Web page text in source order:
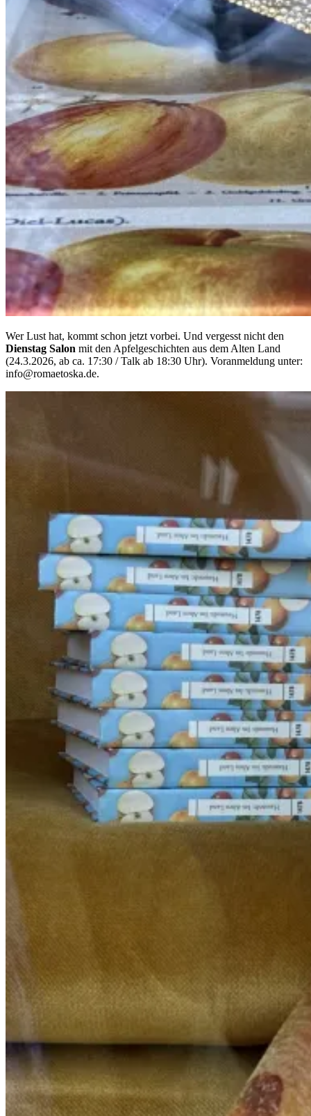
Wer Lust hat, kommt schon jetzt vorbei. Und vergesst nicht den
Dienstag Salon mit den Apfelgeschichten aus dem Alten Land
(24.3.2026, ab ca. 17:30 / Talk ab 18:30 Uhr). Voranmeldung unter:
info@romaetoska.de.